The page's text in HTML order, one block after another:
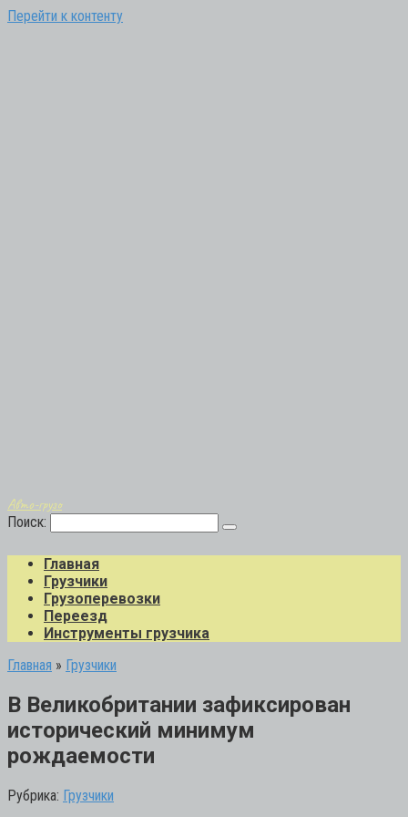
Перейти к контенту
Авто-грузо
Поиск:
Главная
Грузчики
Грузоперевозки
Переезд
Инструменты грузчика
Главная » Грузчики
В Великобритании зафиксирован
исторический минимум
рождаемости
Рубрика: Грузчики